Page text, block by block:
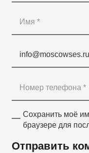
Сохранить моё
браузере для
Отправить